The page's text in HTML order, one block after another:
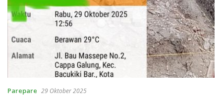
Parepare 29 Oktober 2025